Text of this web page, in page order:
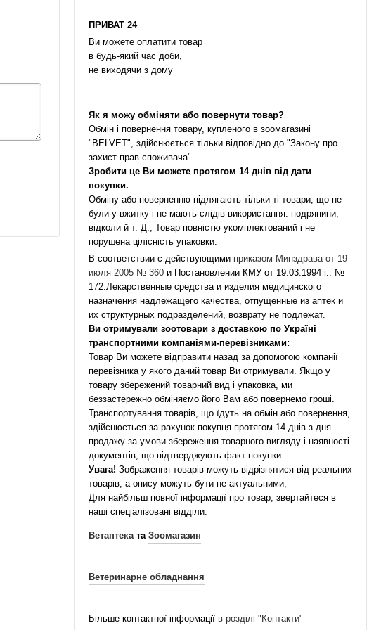
ПРИВАТ 24
Ви можете оплатити товар
в будь-який час доби,
не виходячи з дому
Як я можу обміняти або повернути товар?
Обмін і повернення товару, купленого в зоомагазині
"BELVET", здійснюється тільки відповідно до "Закону про
захист прав споживача".
Зробити це Ви можете протягом 14 днів від дати
покупки.
Обміну або поверненню підлягають тільки ті товари, що не
були у вжитку і не мають слідів використання: подряпини,
відколи й т. Д., Товар повністю укомплектований і не
порушена цілісність упаковки.
В соответствии с действующими приказом Минздрава от 19
июля 2005 № 360и Постановлении КМУ от 19.03.1994 г.. №
172:Лекарственные средства и изделия медицинского
назначения надлежащего качества, отпущенные из аптек и
их структурных подразделений, возврату не подлежат.
Ви отримували зоотовари з доставкою по Україні
транспортними компаніями-перевізниками:
Товар Ви можете відправити назад за допомогою компанії
перевізника у якого даний товар Ви отримували. Якщо у
товару збережений товарний вид і упаковка, ми
беззастережно обміняємо його Вам або повернемо гроші.
Транспортування товарів, що їдуть на обмін або повернення,
здійснюється за рахунок покупця протягом 14 днів з дня
продажу за умови збереження товарного вигляду і наявності
документів, що підтверджують факт покупки.
Увага! Зображення товарів можуть відрізнятися від реальних
товарів, а опису можуть бути не актуальними,
Для найбільш повної інформації про товар, звертайтеся в
наші спеціалізовані відділи:
Ветаптеката Зоомагазин
Ветеринарне обладнання
Більше контактної інформації в розділі "Контакти"